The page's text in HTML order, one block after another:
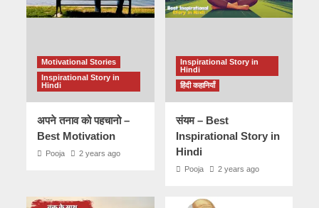
Motivational Stories
Inspirational Story in
Hindi
अपने तनाव को पहचानो –
Best Motivation
Pooja 2 years ago
Inspirational Story in
Hindi
हिंदी कहानियाँ
संयम – Best
Inspirational Story in
Hindi
Pooja 2 years ago